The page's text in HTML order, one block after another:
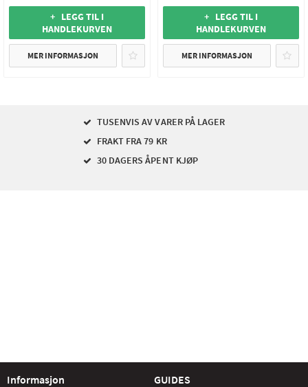
+ LEGG TIL I
HANDLEKURVEN
MER INFORMASJON
+ LEGG TIL I
HANDLEKURVEN
MER INFORMASJON
TUSENVIS AV VARER PÅ LAGER
FRAKT FRA 79 KR
30 DAGERS ÅPENT KJØP
Informasjon GUIDES